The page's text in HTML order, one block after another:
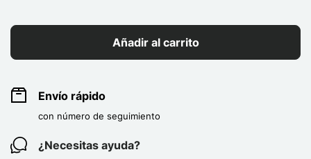
Añadir al carrito
Envío rápido
con número de seguimiento
¿Necesitas ayuda?